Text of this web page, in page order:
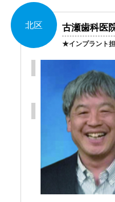
北区 古瀬歯科医
★インプラント